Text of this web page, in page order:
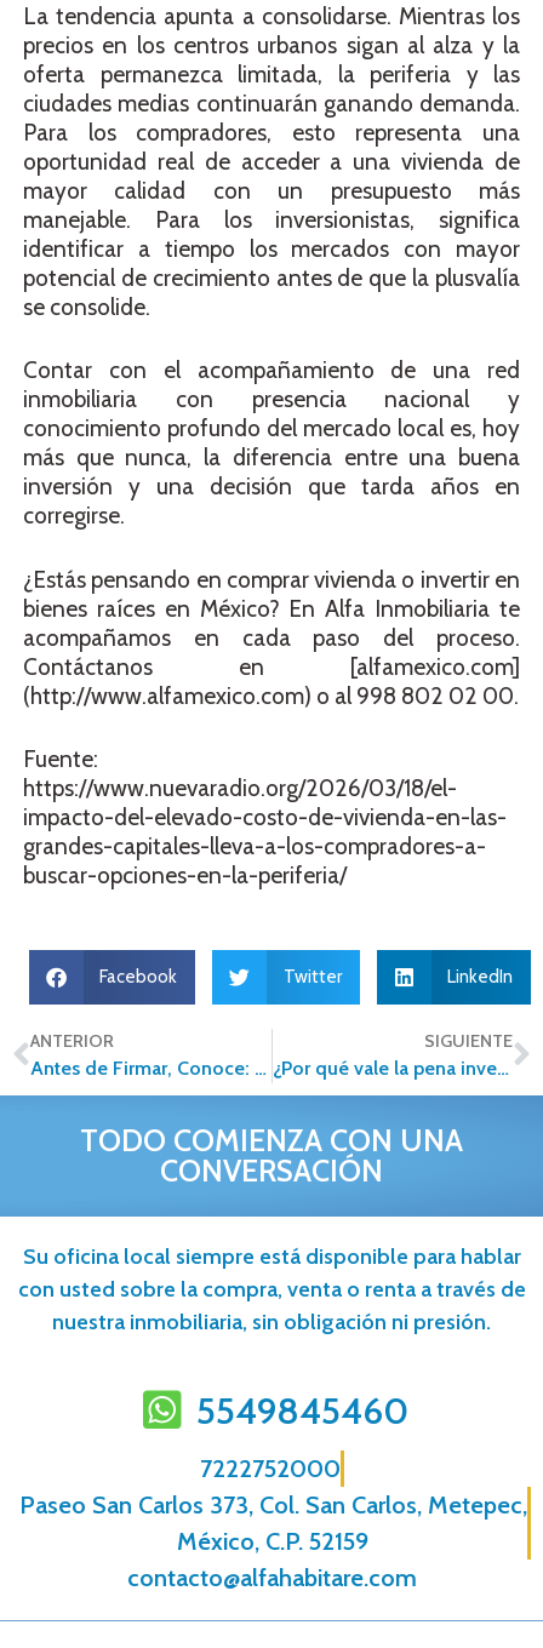
La tendencia apunta a consolidarse. Mientras los
precios en los centros urbanos sigan al alza y la
oferta permanezca limitada, la periferia y las
ciudades medias continuarán ganando demanda.
Para los compradores, esto representa una
oportunidad real de acceder a una vivienda de
mayor calidad con un presupuesto más
manejable. Para los inversionistas, significa
identificar a tiempo los mercados con mayor
potencial de crecimiento antes de que la plusvalía
se consolide.
Contar con el acompañamiento de una red
inmobiliaria con presencia nacional y
conocimiento profundo del mercado local es, hoy
más que nunca, la diferencia entre una buena
inversión y una decisión que tarda años en
corregirse.
¿Estás pensando en comprar vivienda o invertir en
bienes raíces en México? En Alfa Inmobiliaria te
acompañamos en cada paso del proceso.
Contáctanos en [alfamexico.com]
(http://www.alfamexico.com) o al 998 802 02 00.
Fuente:
https://www.nuevaradio.org/2026/03/18/el-
impacto-del-elevado-costo-de-vivienda-en-las-
grandes-capitales-lleva-a-los-compradores-a-
buscar-opciones-en-la-periferia/
Facebook Twitter LinkedIn
ANTERIOR
Antes de Firmar, Conoce: Los Términos Inmobiliarios que Pueden Salvar (o Arruinar) tu Inversión
SIGUIENTE
¿Por qué vale la pena invertir en una franquicia Alfa en 2026?
TODO COMIENZA CON UNA
CONVERSACIÓN
Su oficina local siempre está disponible para hablar
con usted sobre la compra, venta o renta a través de
nuestra inmobiliaria, sin obligación ni presión.
5549845460
7222752000
Paseo San Carlos 373, Col. San Carlos, Metepec,
México, C.P. 52159
contacto@alfahabitare.com